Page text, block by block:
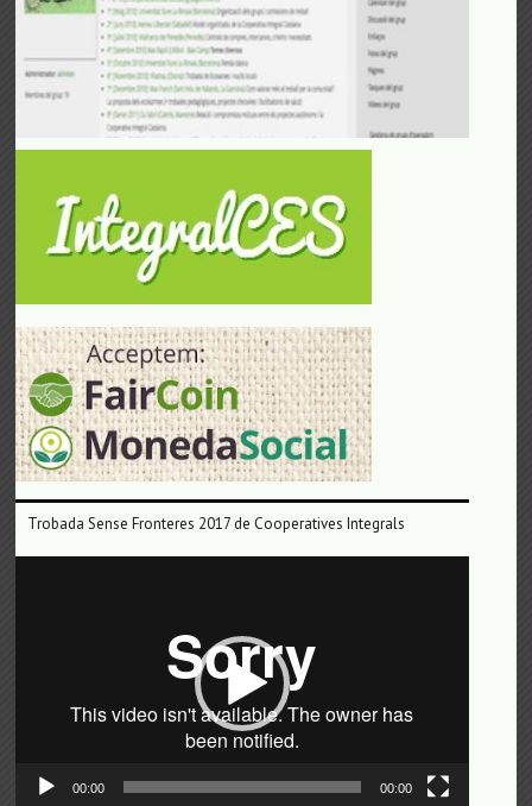
Trobada Sense Fronteres 2017 de Cooperatives Integrals
00:00 00:00